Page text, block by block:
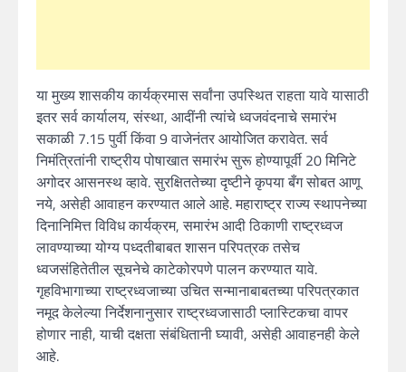
या मुख्य शासकीय कार्यक्रमास सर्वांना उपस्थित राहता यावे यासाठी
इतर सर्व कार्यालय, संस्था, आदींनी त्यांचे ध्वजवंदनाचे समारंभ
सकाळी 7.15 पुर्वी किंवा 9 वाजेनंतर आयोजित करावेत. सर्व
निमंत्रितांनी राष्ट्रीय पोषाखात समारंभ सुरू होण्यापूर्वी 20 मिनिटे
अगोदर आसनस्थ व्हावे. सुरक्षिततेच्या दृष्टीने कृपया बँग सोबत आणू
नये, असेही आवाहन करण्यात आले आहे. महाराष्ट्र राज्य स्थापनेच्या
दिनानिमित्त विविध कार्यक्रम, समारंभ आदी ठिकाणी राष्ट्रध्वज
लावण्याच्या योग्य पध्दतीबाबत शासन परिपत्रक तसेच
ध्वजसंहितेतील सूचनेचे काटेकोरपणे पालन करण्यात यावे.
गृहविभागाच्या राष्ट्रध्वजाच्या उचित सन्मानाबाबतच्या परिपत्रकात
नमूद केलेल्या निर्देशनानुसार राष्ट्रध्वजासाठी प्लास्टिकचा वापर
होणार नाही, याची दक्षता संबंधितानी घ्यावी, असेही आवाहनही केले
आहे.